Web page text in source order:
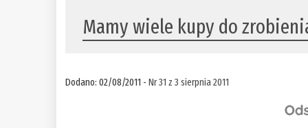
Mamy wiele kupy do
Dodano: 02/08/2011 -Nr 31 z 3 sierpnia 2011